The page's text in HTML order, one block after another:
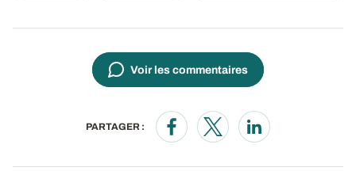
Voir les commentaires
PARTAGER :
Opens in a new window
Opens in a new window
Opens in a new